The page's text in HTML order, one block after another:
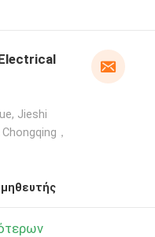
Jieshi
，